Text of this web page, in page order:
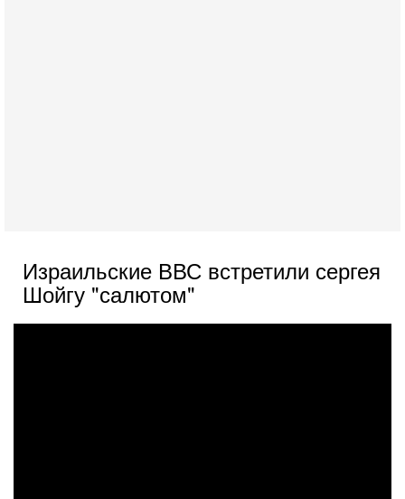
Израильские ВВС встретили сергея
Шойгу "салютом"